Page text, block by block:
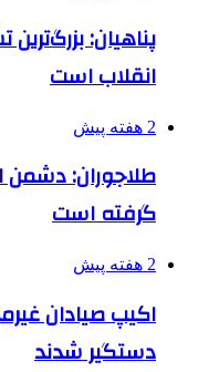
پناهیان:
انقلاب است
2 هفته پیش
طلاجوران: دشمن
گرفته است
2 هفته پیش
اکیپ صیادان
دستگیر شدند